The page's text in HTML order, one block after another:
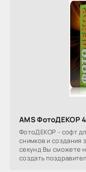
AMS ФотоДЕКОР
ФотоДЕКОР - софт
снимков и создания
секунд Вы сможете
создать